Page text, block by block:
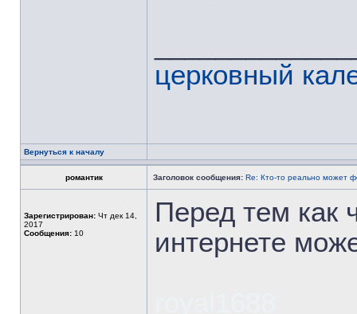
церковный
Вернуться к началу
романтик Заголовок сообщения: Re: Кто-то реально может
Зарегистрирован: Чт дек 14,
2017
Сообщения: 10
Перед тем как
интернете